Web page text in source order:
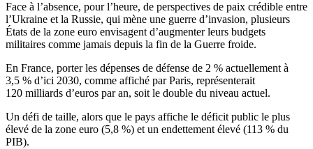
Face à l’absence, pour l’heure, de perspectives de paix crédible entre
l’Ukraine et la Russie, qui mène une guerre d’invasion, plusieurs
États de la zone euro envisagent d’augmenter leurs budgets
militaires comme jamais depuis la fin de la Guerre froide.
En France, porter les dépenses de défense de 2 % actuellement à
3,5 % d’ici 2030, comme affiché par Paris, représenterait
120 milliards d’euros par an, soit le double du niveau actuel.
Un défi de taille, alors que le pays affiche le déficit public le plus
élevé de la zone euro (5,8 %) et un endettement élevé (113 % du
PIB).